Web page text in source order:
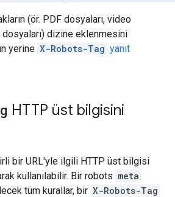
(ör. PDF dosyaları, video
dizine eklenmesini
yerine X-Robots-Tag yanıt
HTTP üst bilgisini
bir URL'yle ilgili HTTP üst bilgisi
kullanılabilir. Bir robots meta
tüm kurallar, bir X-Robots-Tag